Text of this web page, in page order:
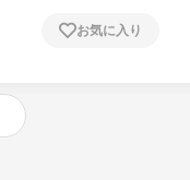
お気に入り